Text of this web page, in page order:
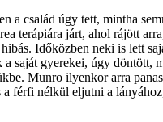
a család úgy tett, mintha
terápiára járt, ahol rájött
Időközben neki is lett
a saját gyerekei, úgy döntött,
Munro ilyenkor arra
a férfi nélkül eljutni a